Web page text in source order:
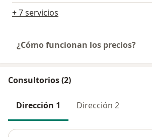
+ 7 servicios
¿Cómo funcionan los precios?
Consultorios (2)
Dirección 1 Dirección 2